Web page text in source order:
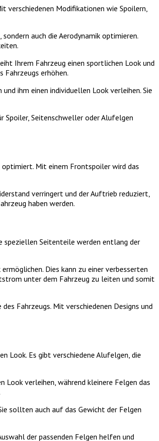
verschiedenen Modifikationen wie Spoilern,
auch die Aerodynamik optimieren.
Ihrem Fahrzeug einen sportlichen Look und
erhöhen.
ihm einen individuellen Look verleihen. Sie
Spoiler, Seitenschweller oder Alufelgen
optimiert. Mit einem Frontspoiler wird das
verringert und der Auftrieb reduziert,
haben werden.
speziellen Seitenteile werden entlang der
Dies kann zu einer verbesserten
unter dem Fahrzeug zu leiten und somit
Fahrzeugs. Mit verschiedenen Designs und
Look. Es gibt verschiedene Alufelgen, die
Look verleihen, während kleinere Felgen das
sollten auch auf das Gewicht der Felgen
der passenden Felgen helfen und